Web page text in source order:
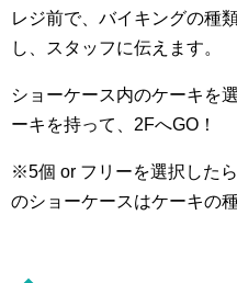
レジ前で、バイキングの種
し、スタッフに伝えます。
ショーケース内のケーキを
ーキを持って、2FへGO！
※5個 or フリーを選択した
のショーケースはケーキの